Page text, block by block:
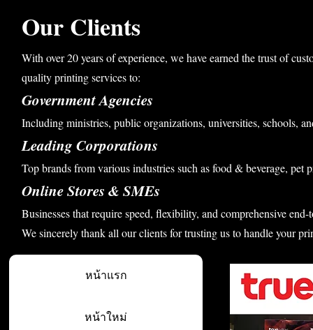
Our Clients
With over 20 years of experience, we have earned the trust of
quality printing services to:
Government Agencies
Including ministries, public organizations, universities, schools,
Leading Corporations
Top brands from various industries such as food & beverage, pet
Online Stores & SMEs
Businesses that require speed, flexibility, and comprehensive
We sincerely thank all our clients for trusting us to handle your
หน้าแรก
หน้าใหม่